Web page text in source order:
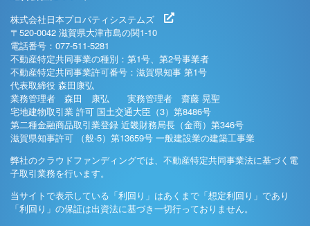
株式会社日本プロパティシステムズ
〒520-0042 滋賀県大津市島の関1-10
電話番号：077-511-5281
不動産特定共同事業の種別：第1号、第2号事業者
不動産特定共同事業許可番号：滋賀県知事 第1号
代表取締役 森田康弘
業務管理者 森田 康弘 実務管理者 齋藤 晃聖
宅地建物取引業 許可 国土交通大臣（3）第8486号
第二種金融商品取引業登録 近畿財務局長（金商）第346号
滋賀県知事許可 （般-5）第13659号 一般建設業の建築工事業
弊社のクラウドファンディングでは、不動産特定共同事業法に基づく電
子取引業務を行います。
当サイトで表示している「利回り」はあくまで「想定利回り」であり
「利回り」の保証は出資法に基づき一切行っておりません。